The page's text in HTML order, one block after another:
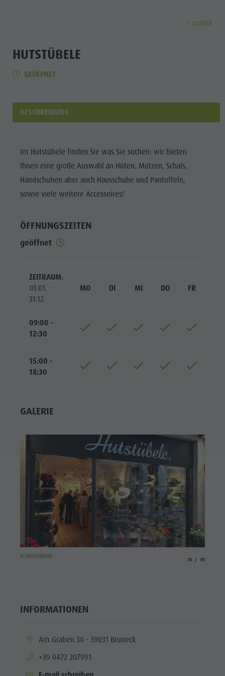
SEHENSWÜRDIGKEITEN
TRADITION &
HANDWERK
EVENTS
Wellness
Familie &
Kinder
Museen
Orte & Umgebung
Alle Events
Wellness
Familie & Kinder
Wochenprogramm
Themenwege
Klettern
Paragleiten
Ballonfahren
Reiten
Tennis
Tourenübersicht
Urlaub buchen
Mobilität vor Ort
Webcams
Wetter
Kontakt
Katalogservice
Ortstaxe
Pilze sammeln
Kronplatz Doctor Service
Bruneck Stadt
Stadtführungen
Must-sees
Trainingslager
zurück
HUTSTÜBELE
GEÖFFNET
BESCHREIBUNG
Im Hutstübele finden Sie was Sie suchen: wir bieten
Ihnen eine große Auswahl an Hüten, Mützen, Schals,
Handschuhen aber auch Hausschuhe und Pantoffeln,
sowie viele weitere Accessoires!
ÖFFNUNGSZEITEN
geöffnet
ZEITRAUM:
01.01. -
31.12.
MO DI MI DO FR
09:00 -
12:30
15:00 -
18:30
GALERIE
© Hutstübele
01 01
INFORMATIONEN
aria.location:
Am Graben 30 - 39031 Bruneck
aria.phone:
+39 0472 207991